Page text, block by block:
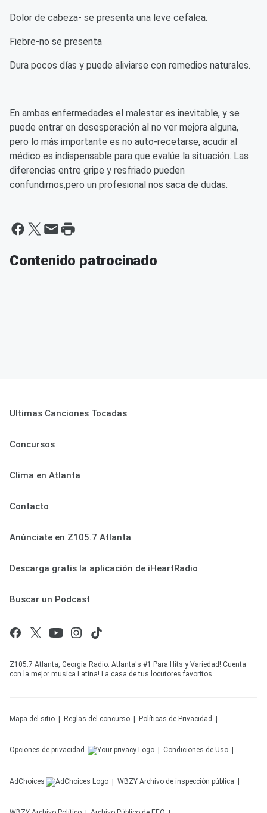
Dolor de cabeza- se presenta una leve cefalea.
Fiebre-no se presenta
Dura pocos días y puede aliviarse con remedios naturales.
En ambas enfermedades el malestar es inevitable, y se
puede entrar en desesperación al no ver mejora alguna,
pero lo más importante es no auto-recetarse, acudir al
médico es indispensable para que evalúe la situación. Las
diferencias entre gripe y resfriado pueden
confundirnos,pero un profesional nos saca de dudas.
Contenido patrocinado
Ultimas Canciones Tocadas
Concursos
Clima en Atlanta
Contacto
Anúnciate en Z105.7 Atlanta
Descarga gratis la aplicación de iHeartRadio
Buscar un Podcast
Z105.7 Atlanta, Georgia Radio. Atlanta's #1 Para Hits y Variedad! Cuenta
con la mejor musica Latina! La casa de tus locutores favoritos.
Mapa del sitio Reglas del concurso Políticas de Privacidad
Opciones de privacidad Condiciones de Uso
AdChoices WBZY Archivo de inspección pública